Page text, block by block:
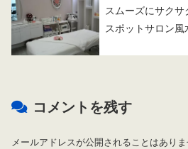
スムーズにサク
スポットサロン風
コメントを残す
メールアドレスが公開されることはありま